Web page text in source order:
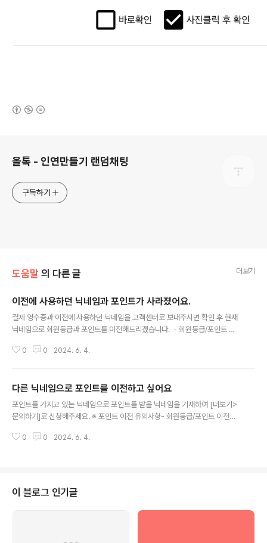
올톡 - 인연만들기 랜덤채팅
구독하기
도움말 의 다른 글 더보기
이전에 사용하던 닉네임과 포인트가 사라졌어요.
결제 영수증과 이전에 사용하던 닉네임을 고객센터로 보내주시면 확인 후 현재
닉네임으로 회원등급과 포인트를 이전해드리겠습니다. - 회원등급/포인트 이
탈퇴처리됩니다. *결제영수증 확인방법http://all-talk.tistory.com/18?cat
0 0 2024. 6. 4.
다른 닉네임으로 포인트를 이전하고 싶어요
포인트를 가지고 있는 닉네임으로 포인트를 받을 닉네임을 기재하여 [더보기>
문의하기]로 신청해주세요. ※ 포인트 이전 유의사항- 회원등급/포인트 이전만
리됩니다. ※ 핸드폰초기화/분실 또는 이전 핸드폰을 사용할 수 없을 경우- 결제
역 등이 나오도록 전체 페이지를 캡쳐해주세요. 안드로이드폰 사용자- 구글에
서 보낸 주문 영수증 메일에 나와있는 주문번호를 캡쳐해주세요.
0 0 2024. 6. 4.
이 블로그 인기글